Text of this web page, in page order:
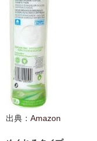
出典： Amazon